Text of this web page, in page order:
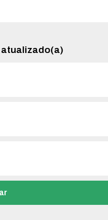
atualizado(a)